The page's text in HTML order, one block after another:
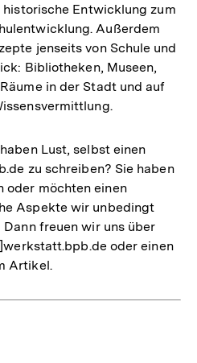
Entwicklung zum
Außerdem
jenseits von Schule und
Bibliotheken, Museen,
in der Stadt und auf
Lust, selbst einen
zu schreiben? Sie haben
oder möchten einen
Aspekte wir unbedingt
freuen wir uns über
oder einen
Artikel.